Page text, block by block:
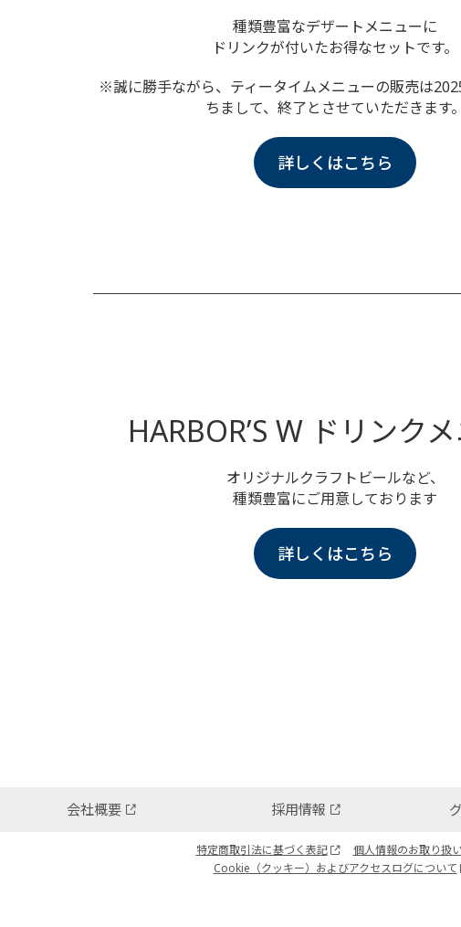
種類豊富なデザートメニューに
ドリンクが付いたお得なセットです。
※誠に勝手ながら、ティータイムメニューの販売は
ちまして、終了とさせていただきます。
詳しくはこちら
HARBOR’S W ドリンク
オリジナルクラフトビールなど、
種類豊富にご用意しております
詳しくはこちら
会社概要 採用情報
特定商取引法に基づく表記 個人情報のお取り扱
Cookie（クッキー）およびアクセスログについて